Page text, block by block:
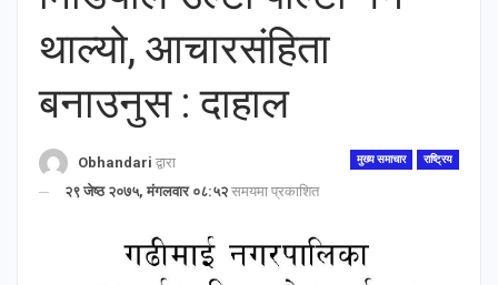
थाल्यो, आचारसंहिता
बनाउनुस : दाहाल
मुख्य समाचार राष्ट्रिय
Obhandari द्वारा
२९ जेष्ठ २०७५, मंगलवार ०८:५२ समयमा प्रकाशित